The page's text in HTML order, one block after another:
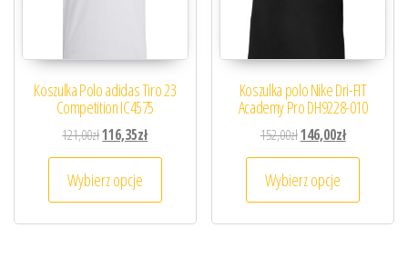
Koszulka Polo adidas Tiro 23
Competition IC4575
121,00złPierwotna cena wynosiła: 121,00zł.
116,35złAktualna cena wynosi: 116,35zł.
Wybierz opcje
Ten produkt ma wiele wariantów. Opcje
Koszulka polo Nike Dri-FIT
Academy Pro DH9228-010
152,00złPierwotna cena
146,00złAktualna
Wybierz opcje
Ten